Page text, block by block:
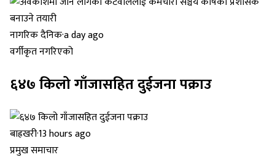
नागरिक दैनिक·a day ago
वर्गीकृत नगरिएको
६४७ किलो गाँजासहित दुईजना पक्राउ
बाह्रखरी·13 hours ago
प्रमुख समाचार